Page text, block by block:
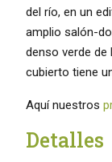
del río, en un
amplio salón-
denso verde de
cubierto tiene
Aquí nuestros
Detalles